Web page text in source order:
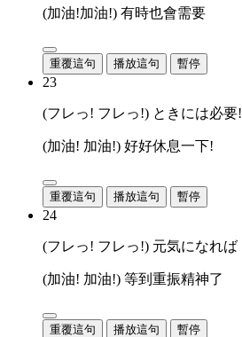
(加油!加油!) 有時也會需要
重覆這句 播放這句 暫停
23
(フレっ! フレっ!) ときには必要!
(加油! 加油!) 好好休息一下!
重覆這句 播放這句 暫停
24
(フレっ! フレっ!) 元気になれば
(加油! 加油!) 等到重振精神了
重覆這句 播放這句 暫停